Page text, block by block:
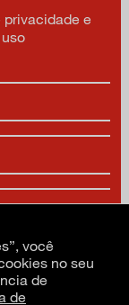
& culture
e
você
no seu
de
de